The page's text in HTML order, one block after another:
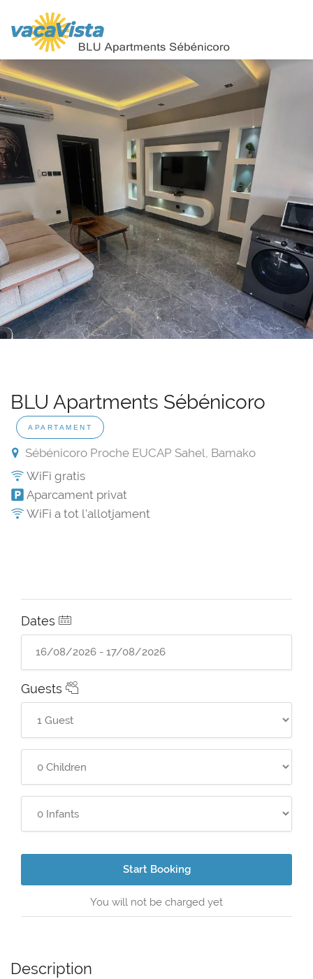
BLU Apartments Sébénicoro
APARTAMENT
Sébénicoro Proche EUCAP Sahel, Bamako
WiFi gratis
Aparcament privat
WiFi a tot l'allotjament
Dates
Guests
Start Booking
You will not be charged yet
Description